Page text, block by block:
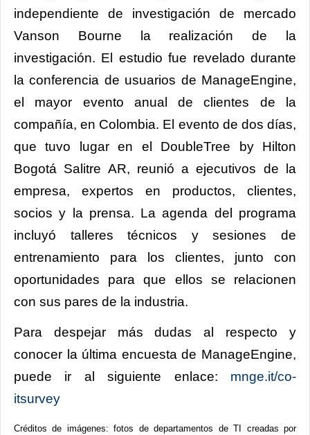
independiente de investigación de mercado
Vanson Bourne la realización de la
investigación. El estudio fue revelado durante
la conferencia de usuarios de ManageEngine,
el mayor evento anual de clientes de la
compañía, en Colombia. El evento de dos días,
que tuvo lugar en el DoubleTree by Hilton
Bogotá Salitre AR, reunió a ejecutivos de la
empresa, expertos en productos, clientes,
socios y la prensa. La agenda del programa
incluyó talleres técnicos y sesiones de
entrenamiento para los clientes, junto con
oportunidades para que ellos se relacionen
con sus pares de la industria.
Para despejar más dudas al respecto y
conocer la última encuesta de ManageEngine,
puede ir al siguiente enlace: mnge.it/co-
itsurvey
Créditos de imágenes: fotos de departamentos de TI creadas por